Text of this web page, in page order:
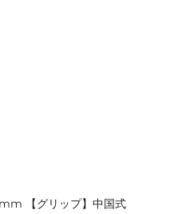
【グリップ】中国式